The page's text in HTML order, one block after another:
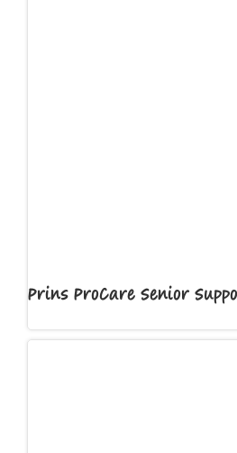
Prins ProCare Senior